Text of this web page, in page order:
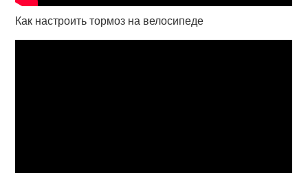
Как настроить тормоз на велосипеде